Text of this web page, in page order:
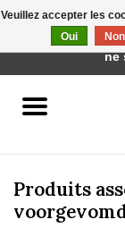
Produits
Veuillez accepter les
Oui
Non
Cette boutique
ne